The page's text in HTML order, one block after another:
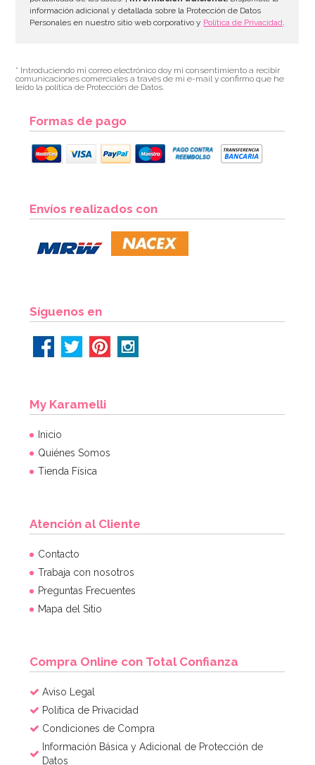
información adicional y detallada sobre la Protección de Datos
Personales en nuestro sitio web corporativo y Política de Privacidad.
* Introduciendo mi correo electrónico doy mi consentimiento a recibir
comunicaciones comerciales a través de mi e-mail y confirmo que he
leído la política de Protección de Datos.
Formas de pago
Envíos realizados con
Síguenos en
My Karamelli
Inicio
Quiénes Somos
Tienda Física
Atención al Cliente
Contacto
Trabaja con nosotros
Preguntas Frecuentes
Mapa del Sitio
Compra Online con Total Confianza
Aviso Legal
Política de Privacidad
Condiciones de Compra
Información Básica y Adicional de Protección de
Datos